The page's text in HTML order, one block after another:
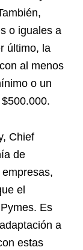
o iguales a
último, la
al menos
o un
Chief
de
el
Es
a
estas